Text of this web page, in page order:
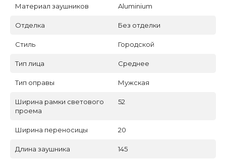
Материал заушников Aluminium
Отделка Без отделки
Стиль Городской
Тип лица Среднее
Тип оправы Мужская
Ширина рамки светового
проема
52
Ширина переносицы 20
Длина заушника 145